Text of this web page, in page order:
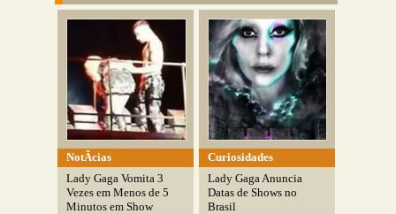
NotÃ­cias
Lady Gaga Vomita 3
Vezes em Menos de 5
Minutos em Show
Curiosidades
Lady Gaga Anuncia
Datas de Shows no
Brasil